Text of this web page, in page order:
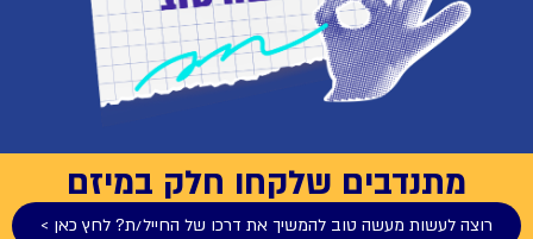
מתנדבים שלקחו חלק במיזם
רוצה לעשות מעשה טוב להמשיך את דרכו של החייל/ת? לחץ כאן >